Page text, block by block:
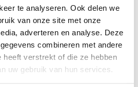
te analyseren. Ook delen we
van onze site met onze
adverteren en analyse. Deze
combineren met andere
heeft verstrekt of die ze hebben
uw gebruik van hun services.
& Non-paint/ Synthetische